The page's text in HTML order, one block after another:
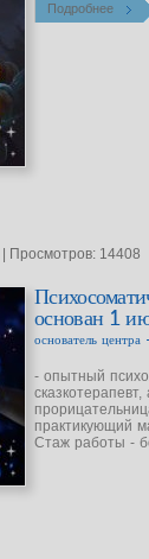
Подробнее
| Просмотров: 14408
основан 1
основатель центра
- опытный
практикующий
Стаж работы -